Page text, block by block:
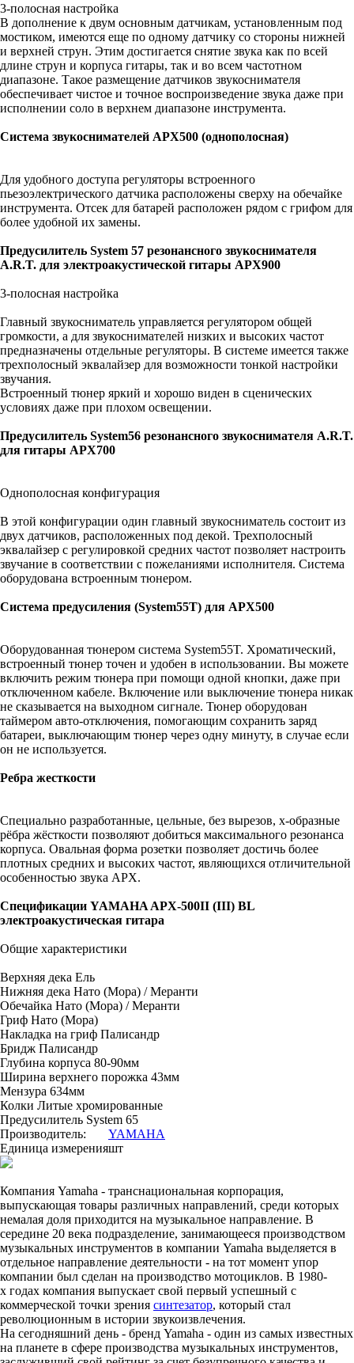
3-полосная настройка
В дополнение к двум основным датчикам, установленным под
мостиком, имеются еще по одному датчику со стороны нижней
и верхней струн. Этим достигается снятие звука как по всей
длине струн и корпуса гитары, так и во всем частотном
диапазоне. Такое размещение датчиков звукоснимателя
обеспечивает чистое и точное воспроизведение звука даже при
исполнении соло в верхнем диапазоне инструмента.
Система звукоснимателей APX500 (однополосная)
Для удобного доступа регуляторы встроенного
пьезоэлектрического датчика расположены сверху на обечайке
инструмента. Отсек для батарей расположен рядом с грифом для
более удобной их замены.
Предусилитель System 57 резонансного звукоснимателя
A.R.T. для электроакустической гитары APX900
3-полосная настройка
Главный звукосниматель управляется регулятором общей
громкости, а для звукоснимателей низких и высоких частот
предназначены отдельные регуляторы. В системе имеется также
трехполосный эквалайзер для возможности тонкой настройки
звучания.
Встроенный тюнер яркий и хорошо виден в сценических
условиях даже при плохом освещении.
Предусилитель System56 резонансного звукоснимателя A.R.T.
для гитары APX700
Однополосная конфигурация
В этой конфигурации один главный звукосниматель состоит из
двух датчиков, расположенных под декой. Трехполосный
эквалайзер с регулировкой средних частот позволяет настроить
звучание в соответствии с пожеланиями исполнителя. Система
оборудована встроенным тюнером.
Система предусиления (System55T) для APX500
Оборудованная тюнером система System55T. Хроматический,
встроенный тюнер точен и удобен в использовании. Вы можете
включить режим тюнера при помощи одной кнопки, даже при
отключенном кабеле. Включение или выключение тюнера никак
не сказывается на выходном сигнале. Тюнер оборудован
таймером авто-отключения, помогающим сохранить заряд
батареи, выключающим тюнер через одну минуту, в случае если
он не используется.
Ребра жесткости
Специально разработанные, цельные, без вырезов, x-образные
рёбра жёсткости позволяют добиться максимального резонанса
корпуса. Овальная форма розетки позволяет достичь более
плотных средних и высоких частот, являющихся отличительной
особенностью звука APX.
Спецификации YAMAHA APX-500II (III) BL
электроакустическая гитара
Общие характеристики
Верхняя дека Ель
Нижняя дека Нато (Мора) / Меранти
Обечайка Нато (Мора) / Меранти
Гриф Нато (Мора)
Накладка на гриф Палисандр
Бридж Палисандр
Глубина корпуса 80-90мм
Ширина верхнего порожка 43мм
Мензура 634мм
Колки Литые хромированные
Предусилитель System 65
Производитель:
YAMAHA
Единица измеренияшт
Компания Yamaha - транснациональная корпорация,
выпускающая товары различных направлений, среди которых
немалая доля приходится на музыкальное направление. В
середине 20 века подразделение, занимающееся производством
музыкальных инструментов в компании Yamaha выделяется в
отдельное направление деятельности - на тот момент упор
компании был сделан на производство мотоциклов. В 1980-
х годах компания выпускает свой первый успешный с
коммерческой точки зрения синтезатор, который стал
революционным в истории звукоизвлечения.
На сегодняшний день - бренд Yamaha - один из самых известных
на планете в сфере производства музыкальных инструментов,